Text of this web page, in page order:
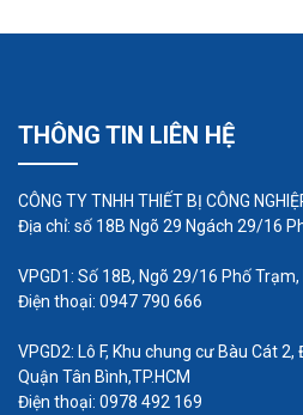
nguyên nhân sau:
Chi phí lắp đặt, chi phí
Lắp đặt dễ dàng nhờ
xích neo bơm, không
trước khi tiến hành lắp
Máy hoạt động hoàn
tiết kiệm được diện
Việc sử dụng máy thổi khí
THÔNG TIN LIÊN HỆ
CÔNG TY TNHH THIẾT BỊ CÔNG
Địa chỉ: số 18B Ngõ 29 Ngách 29/16
VPGD1: Số 18B, Ngõ 29/16 Phố Trạm,
Điện thoại: 0947 790 666
VPGD2: Lô F, Khu chung cư Bàu Cát
Quận Tân Bình,TP.HCM
Điện thoại: 0978 492 169